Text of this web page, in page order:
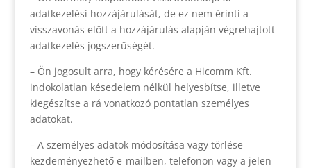
adatkezelési hozzájárulását, de ez nem érinti a
visszavonás előtt a hozzájárulás alapján végrehajtott
adatkezelés jogszerűségét.
– Ön jogosult arra, hogy kérésére a Hicomm Kft.
indokolatlan késedelem nélkül helyesbítse, illetve
kiegészítse a rá vonatkozó pontatlan személyes
adatokat.
– A személyes adatok módosítása vagy törlése
kezdeményezhető e-mailben, telefonon vagy a jelen